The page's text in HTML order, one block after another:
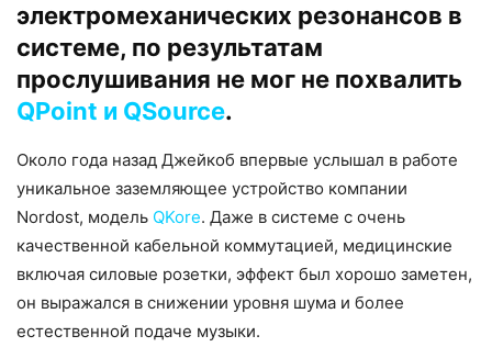
электромеханических резонансов в
системе, по результатам
прослушивания не мог не похвалить
QPoint и QSource.
Около года назад Джейкоб впервые услышал в работе
уникальное заземляющее устройство компании
Nordost, модель QKore. Даже в системе с очень
качественной кабельной коммутацией, медицинские
включая силовые розетки, эффект был хорошо заметен,
он выражался в снижении уровня шума и более
естественной подаче музыки.